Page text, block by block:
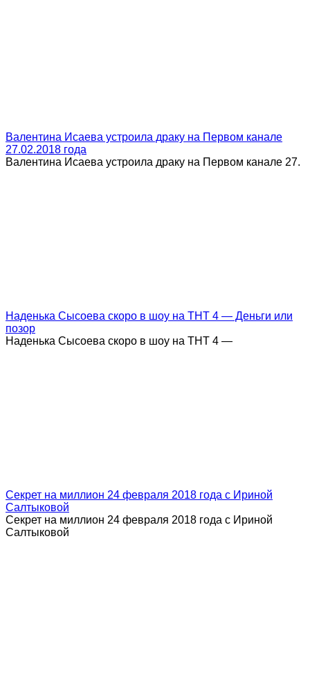
Валентина Исаева устроила драку на Первом канале
27.02.2018 года
Валентина Исаева устроила драку на Первом канале 27.
Наденька Сысоева скоро в шоу на ТНТ 4 — Деньги или
позор
Наденька Сысоева скоро в шоу на ТНТ 4 —
Секрет на миллион 24 февраля 2018 года с Ириной
Салтыковой
Секрет на миллион 24 февраля 2018 года с Ириной
Салтыковой